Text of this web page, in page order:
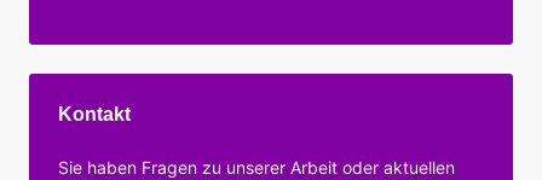
Kontakt
Sie haben Fragen zu unserer Arbeit oder aktuellen